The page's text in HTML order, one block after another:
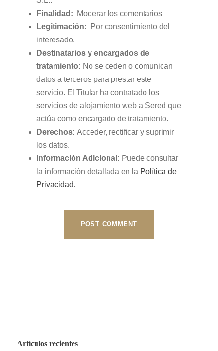
Finalidad: Moderar los comentarios.
Legitimación: Por consentimiento del
interesado.
Destinatarios y encargados de
tratamiento: No se ceden o comunican
datos a terceros para prestar este
servicio. El Titular ha contratado los
servicios de alojamiento web a Sered que
actúa como encargado de tratamiento.
Derechos: Acceder, rectificar y suprimir
los datos.
Información Adicional: Puede consultar
la información detallada en la Política de
Privacidad.
Artículos recientes